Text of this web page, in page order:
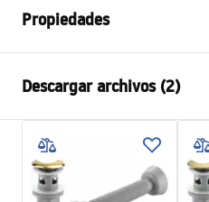
Propiedades
Material
Color
Acabado
Longitud
Descargar archivos (2)
Instrucciones de montaje